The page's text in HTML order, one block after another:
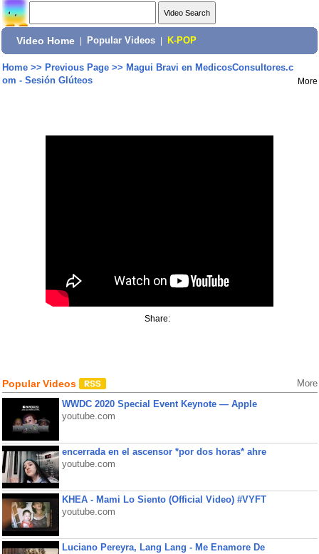
Video Home Popular Videos K-POP
Home>> Previous Page>> Magui Bravi en MedicosConsultores.c
om - Sesión Glúteos
More
Share:
Popular Videos More
WWDC 2020 Special Event Keynote — Apple
youtube.com
encerrada en el ascensor *por dos horas* ahre
youtube.com
KHEA - Mami Lo Siento (Official Video) #VYFT
youtube.com
Luciano Pereyra, Lang Lang - Me Enamore De